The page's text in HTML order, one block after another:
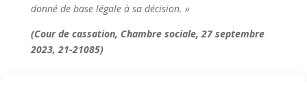
donné de base légale à sa décision. »
(Cour de cassation, Chambre sociale, 27 septembre
2023, 21-21085)